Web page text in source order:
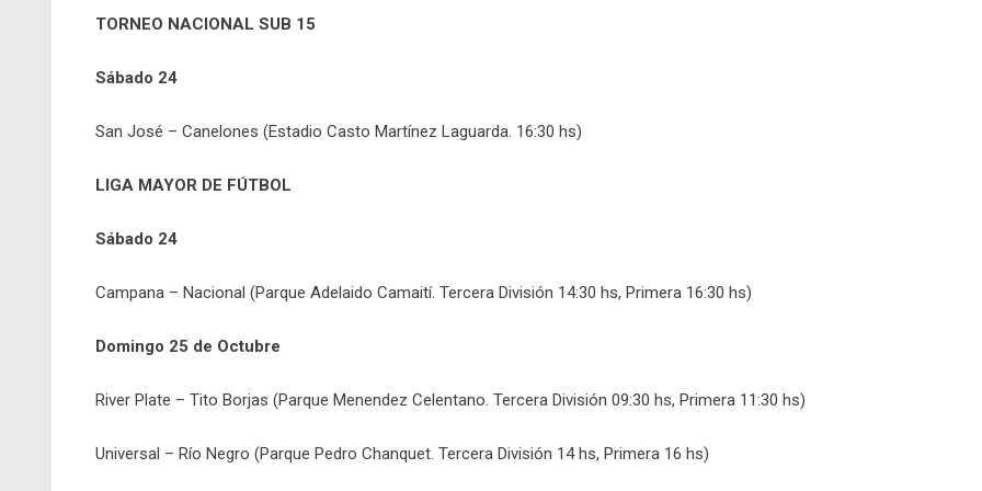
TORNEO NACIONAL SUB 15
Sábado 24
San José – Canelones (Estadio Casto Martínez Laguarda. 16:30 hs)
LIGA MAYOR DE FÚTBOL
Sábado 24
Campana – Nacional (Parque Adelaido Camaití. Tercera División 14:30 hs, Primera 16:30 hs)
Domingo 25 de Octubre
River Plate – Tito Borjas (Parque Menendez Celentano. Tercera División 09:30 hs, Primera 11:30 hs)
Universal – Río Negro (Parque Pedro Chanquet. Tercera División 14 hs, Primera 16 hs)